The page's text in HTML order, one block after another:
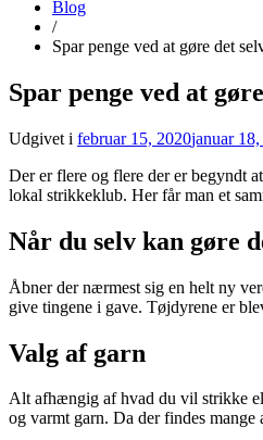
Blog
/
Spar penge ved at gøre det
Spar penge ved at
Udgivet i februar 15, 2020januar
Der er flere og flere der er begyndt
lokal strikkeklub. Her får man et
Når du selv kan gøre
Åbner der nærmest sig en helt ny
give tingene i gave. Tøjdyrene er
Valg af garn
Alt afhængig af hvad du vil strikke
og varmt garn. Da der findes